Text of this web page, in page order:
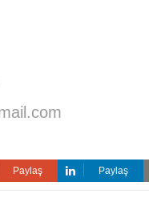
Paylaş Paylaş